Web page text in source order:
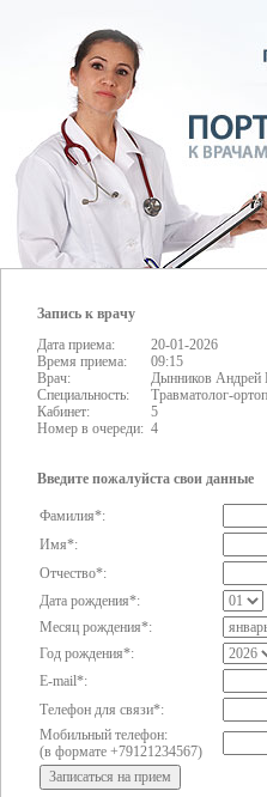
Запись к врачу
Дата приема:
20-01-2026
Время приема:
09:15
Врач:
Дынников Андрей
Специальность:
Травматолог-
Кабинет:
5
Номер в очереди: 4
Введите пожалуйста свои данные
Фамилия*:
Имя*:
Отчество*:
Дата рождения*:
Месяц рождения*:
Год рождения*:
E-mail*:
Телефон для связи*:
Мобильный телефон:
(в формате +79121234567)